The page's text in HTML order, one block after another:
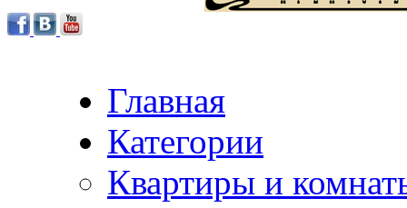
Главная
Категории
Квартиры и